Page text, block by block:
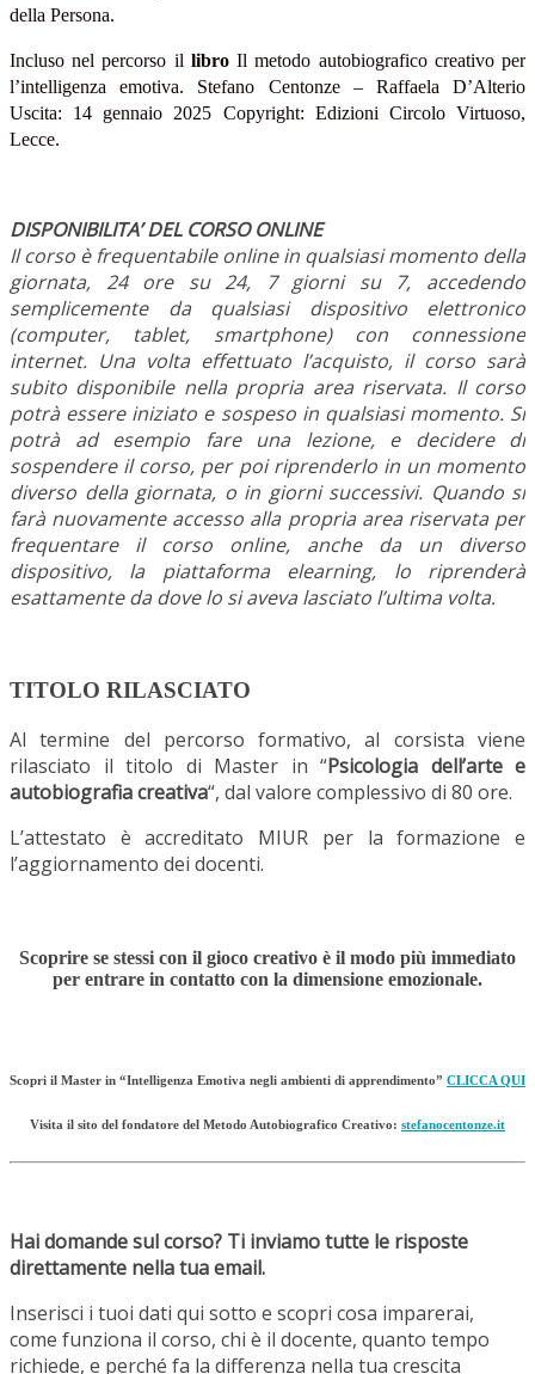
della Persona.
Incluso nel percorso il libroIl metodo autobiografico creativo per
l’intelligenza emotiva. Stefano Centonze – Raffaela D’Alterio
Uscita: 14 gennaio 2025 Copyright: Edizioni Circolo Virtuoso,
Lecce.
DISPONIBILITA’ DEL CORSO ONLINE
Il corso è frequentabile online in qualsiasi momento della
giornata, 24 ore su 24, 7 giorni su 7, accedendo
semplicemente da qualsiasi dispositivo elettronico
(computer, tablet, smartphone) con connessione
internet. Una volta effettuato l’acquisto, il corso sarà
subito disponibile nella propria area riservata. Il corso
potrà essere iniziato e sospeso in qualsiasi momento. Si
potrà ad esempio fare una lezione, e decidere di
sospendere il corso, per poi riprenderlo in un momento
diverso della giornata, o in giorni successivi. Quando si
farà nuovamente accesso alla propria area riservata per
frequentare il corso online, anche da un diverso
dispositivo, la piattaforma elearning, lo riprenderà
esattamente da dove lo si aveva lasciato l’ultima volta.
TITOLO RILASCIATO
Al termine del percorso formativo, al corsista viene
rilasciato il titolo di Master in “Psicologia dell’arte e
autobiografia creativa“, dal valore complessivo di 80 ore.
L’attestato è accreditato MIUR per la formazione e
l’aggiornamento dei docenti.
Scoprire se stessi con il gioco creativo è il modo più immediato
per entrare in contatto con la dimensione emozionale.
Scopri il Master in “Intelligenza Emotiva negli ambienti di apprendimento” CLICCA QUI
Visita il sito del fondatore del Metodo Autobiografico Creativo: stefanocentonze.it
Hai domande sul corso? Ti inviamo tutte le risposte
direttamente nella tua email.
Inserisci i tuoi dati qui sotto e scopri cosa imparerai,
come funziona il corso, chi è il docente, quanto tempo
richiede, e perché fa la differenza nella tua crescita